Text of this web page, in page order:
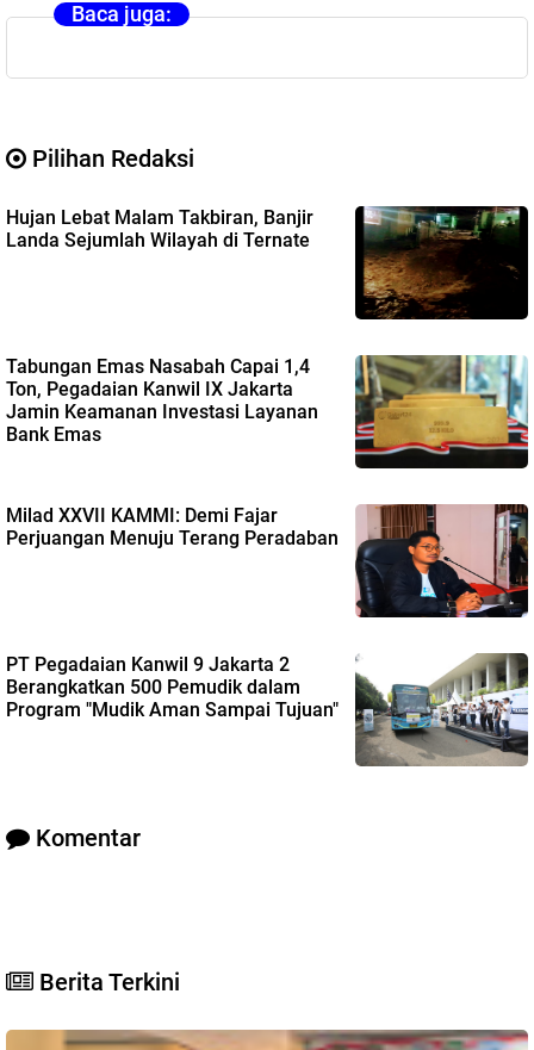
Baca juga:
Pilihan Redaksi
Hujan Lebat Malam Takbiran, Banjir
Landa Sejumlah Wilayah di Ternate
Tabungan Emas Nasabah Capai 1,4
Ton, Pegadaian Kanwil IX Jakarta
Jamin Keamanan Investasi Layanan
Bank Emas
Milad XXVII KAMMI: Demi Fajar
Perjuangan Menuju Terang Peradaban
PT Pegadaian Kanwil 9 Jakarta 2
Berangkatkan 500 Pemudik dalam
Program "Mudik Aman Sampai Tujuan"
Komentar
Berita Terkini